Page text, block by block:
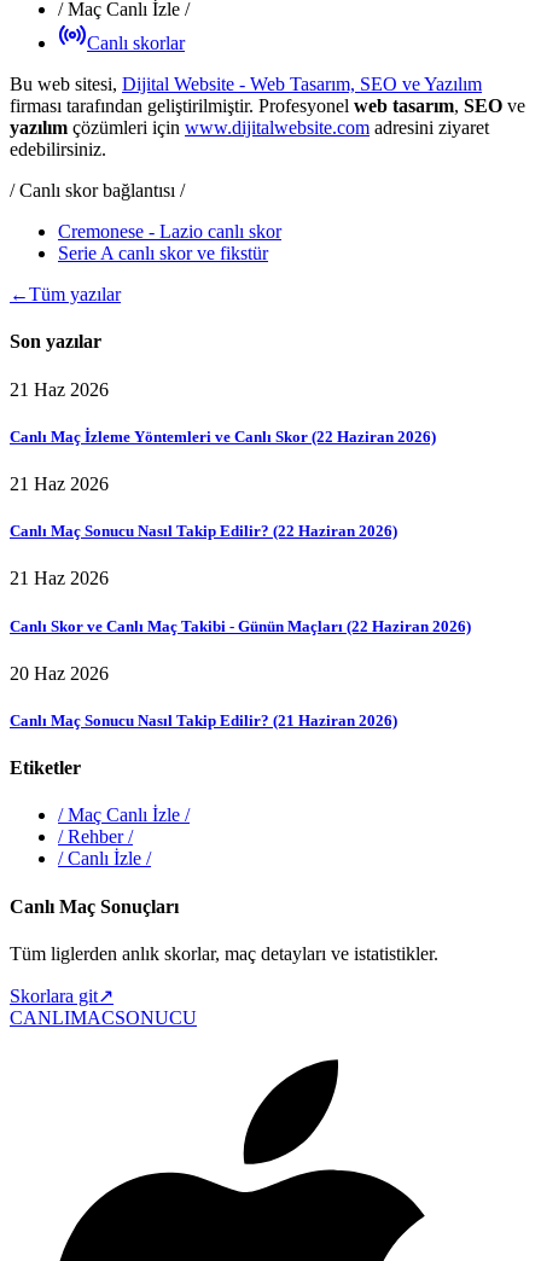
/Maç Canlı İzle /
Canlı skorlar
Bu web sitesi, Dijital Website - Web Tasarım, SEO ve Yazılım
firması tarafından geliştirilmiştir. Profesyonel web tasarım, SEO ve
yazılım çözümleri için www.dijitalwebsite.com adresini ziyaret
edebilirsiniz.
/ Canlı skor bağlantısı /
Cremonese - Lazio canlı skor
Serie A canlı skor ve fikstür
←Tüm yazılar
Son yazılar
21 Haz 2026
Canlı Maç İzleme Yöntemleri ve Canlı Skor (22 Haziran 2026)
21 Haz 2026
Canlı Maç Sonucu Nasıl Takip Edilir? (22 Haziran 2026)
21 Haz 2026
Canlı Skor ve Canlı Maç Takibi - Günün Maçları (22 Haziran 2026)
20 Haz 2026
Canlı Maç Sonucu Nasıl Takip Edilir? (21 Haziran 2026)
Etiketler
/Maç Canlı İzle /
/Rehber/
/Canlı İzle /
Canlı Maç Sonuçları
Tüm liglerden anlık skorlar, maç detayları ve istatistikler.
Skorlara git↗
CANLIMACSONUCU